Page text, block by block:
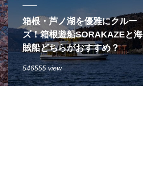
箱根・芦ノ湖を優雅にクルー
ズ！箱根遊船SORAKAZEと海
賊船どちらがおすすめ？
546555 view